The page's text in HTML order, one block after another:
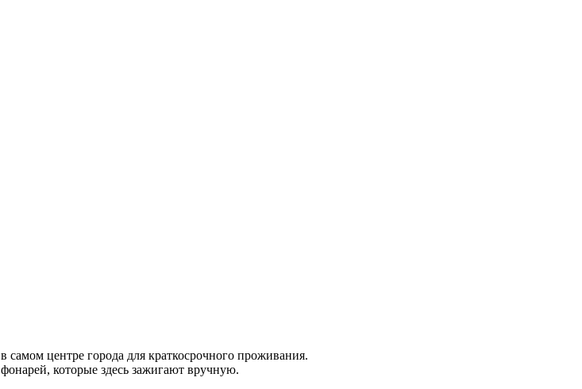
самом центре города для краткосрочного проживания.
которые здесь зажигают вручную.